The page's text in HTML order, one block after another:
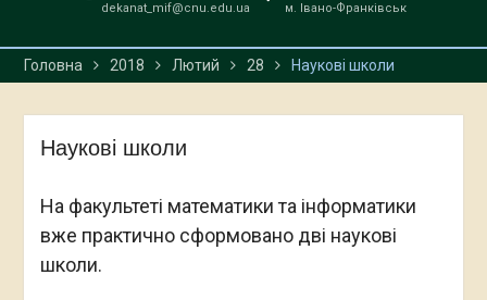
dekanat_mif@cnu.edu.ua
м. Івано-Франківськ
Головна 2018 Лютий 28 Наукові школи
Наукові школи
На факультеті математики та інформатики
вже практично сформовано дві наукові
школи.